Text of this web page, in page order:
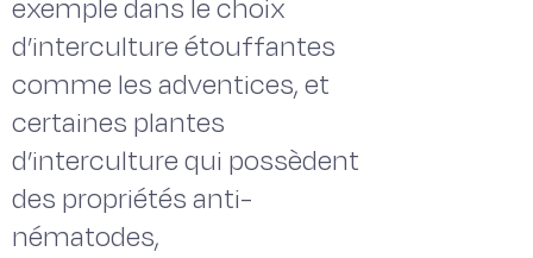
exemple dans le choix
d’interculture étouffantes
comme les adventices, et
certaines plantes
d’interculture qui possèdent
des propriétés anti-
nématodes,